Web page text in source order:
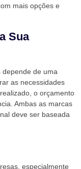
mais opções e
Sua
depende de uma
as necessidades
o orçamento
Ambas as marcas
deve ser baseada
especialmente